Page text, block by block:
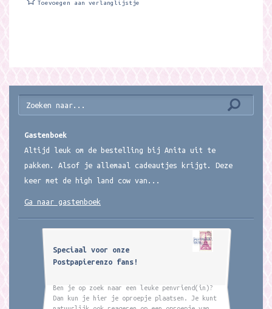
Toevoegen aan verlanglijstje
Gastenboek
Altijd leuk om de bestelling bij Anita uit te
pakken. Alsof je allemaal cadeautjes krijgt. Deze
keer met de high land cow van...
Ga naar gastenboek
Speciaal voor onze
Postpapierenzo fans!
Ben je op zoek naar een leuke penvriend(in)?
Dan kun je hier je oproepje plaatsen. Je kunt